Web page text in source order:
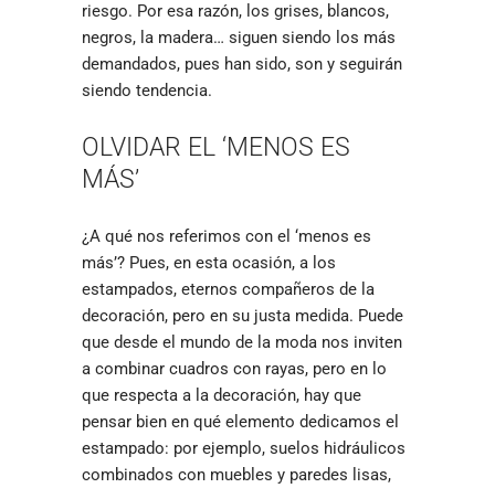
riesgo. Por esa razón, los grises, blancos,
negros, la madera… siguen siendo los más
demandados, pues han sido, son y seguirán
siendo tendencia.
OLVIDAR EL ‘MENOS ES
MÁS’
¿A qué nos referimos con el ‘menos es
más’? Pues, en esta ocasión, a los
estampados, eternos compañeros de la
decoración, pero en su justa medida. Puede
que desde el mundo de la moda nos inviten
a combinar cuadros con rayas, pero en lo
que respecta a la decoración, hay que
pensar bien en qué elemento dedicamos el
estampado: por ejemplo, suelos hidráulicos
combinados con muebles y paredes lisas,